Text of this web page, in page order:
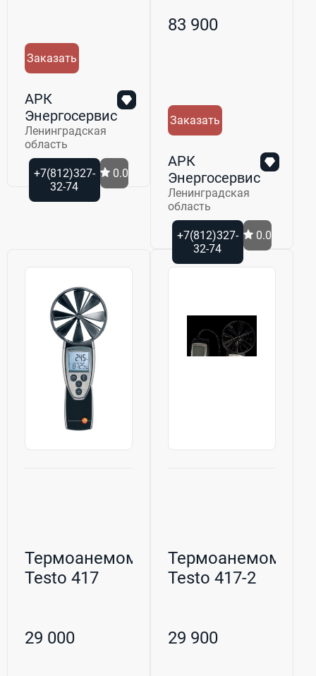
Заказать
АРК
Энергосервис
Ленинградская
область
+7(812)327-
32-74
0.0
83 900
Заказать
АРК
Энергосервис
Ленинградская
область
+7(812)327-
32-74
0.0
Термоанемометр
Testo 417
29 000
Термоанемометр
Testo 417-2
29 900